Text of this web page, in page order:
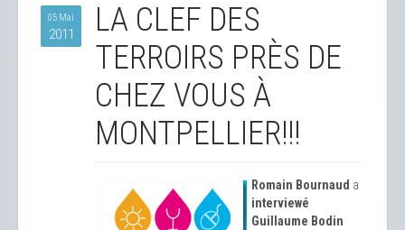
05 Mai
2011
LA CLEF DES
TERROIRS PRÈS DE
CHEZ VOUS À
MONTPELLIER!!!
Romain Bournaud a
interviewé
Guillaume Bodin